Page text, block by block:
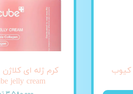
کرم ژله ای
jelly cream